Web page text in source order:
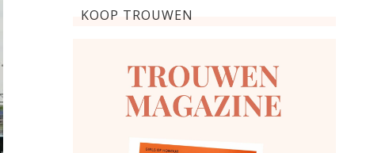
KOOP TROUWEN